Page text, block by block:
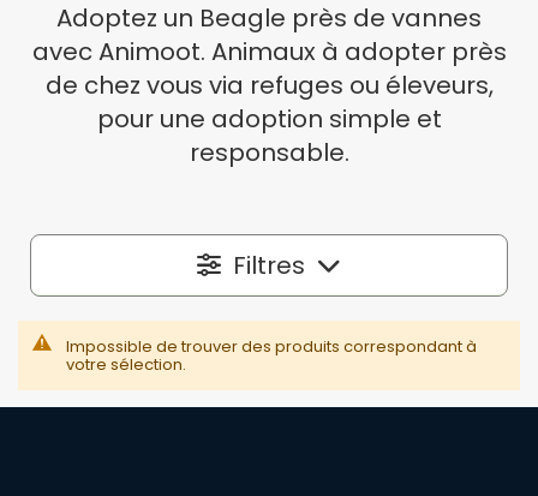
Adoptez un Beagle près de vannes
avec Animoot. Animaux à adopter près
de chez vous via refuges ou éleveurs,
pour une adoption simple et
responsable.
Impossible de trouver des produits correspondant à
votre sélection.
Filtres
Localisation